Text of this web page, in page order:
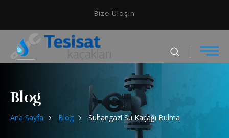
Bize Ulaşın
Blog
Ana Sayfa Blog Sultangazi Su Kaçağı Bulma